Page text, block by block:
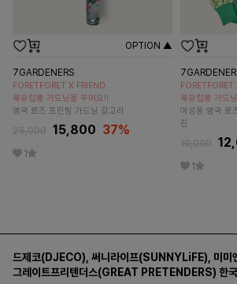
OPTION ▲
7GARDENERS
FORETFORET X FRIEND
북유럽풍 가드닝을 꾸며요!!
영국 로즈 프린팅 가드닝 갈고리
25,000 15,800 37%
1
FORETFORET
북유럽풍 가드
여성용 영국 로
린
19,000
1
드제코(DJECO), 써니라이프(SUNNYLiFE), 미
그레이트프리텐더스(GREAT PRETENDERS) 한